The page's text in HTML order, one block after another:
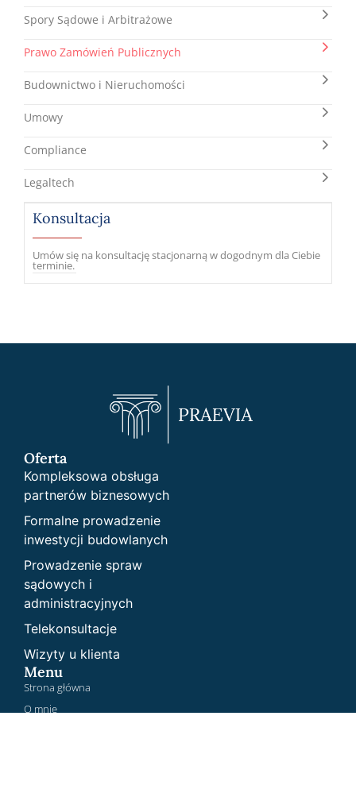
Spory Sądowe i Arbitrażowe
Prawo Zamówień Publicznych
Budownictwo i Nieruchomości
Umowy
Compliance
Legaltech
Konsultacja
Umów się na konsultację stacjonarną w dogodnym dla Ciebie
terminie.
Oferta
Kompleksowa obsługa
partnerów biznesowych
Formalne prowadzenie
inwestycji budowlanych
Prowadzenie spraw
sądowych i
administracyjnych
Telekonsultacje
Wizyty u klienta
Menu
Strona główna
O mnie